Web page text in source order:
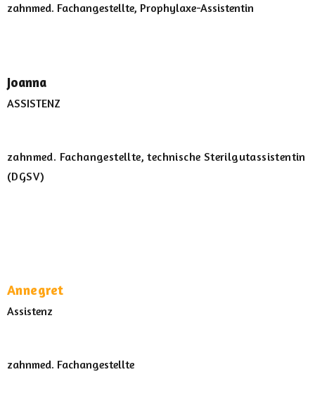
zahnmed. Fachangestellte, Prophylaxe-Assistentin
Joanna
ASSISTENZ
zahnmed. Fachangestellte, technische Sterilgutassistentin
(DGSV)
Annegret
Assistenz
zahnmed. Fachangestellte